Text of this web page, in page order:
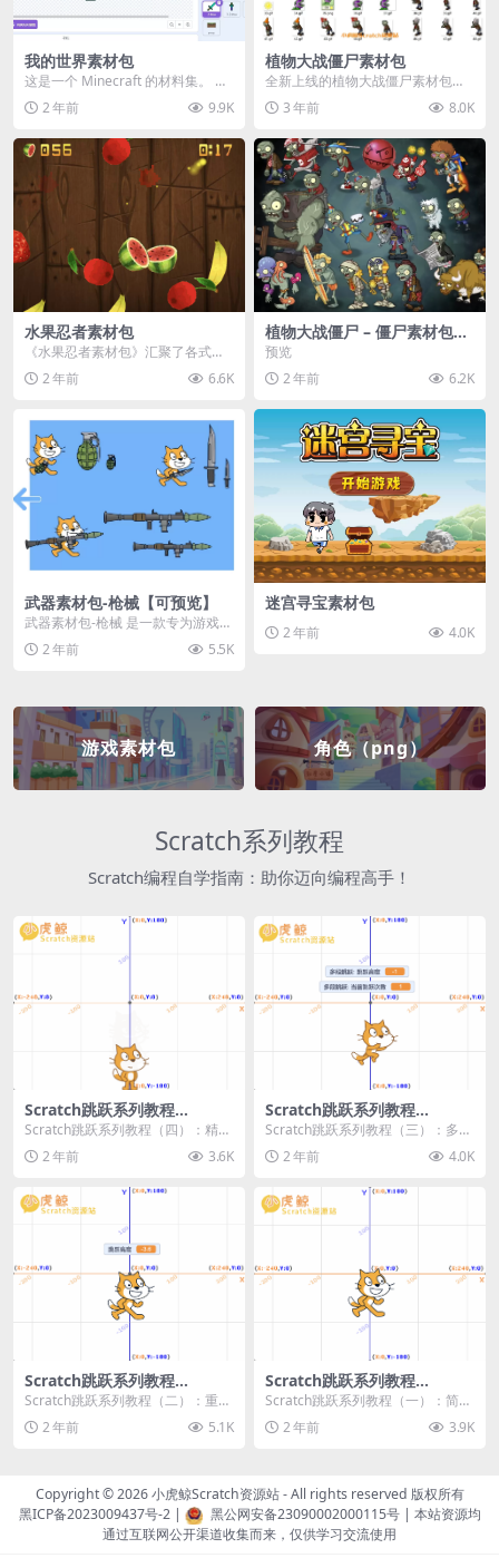
我的世界素材包
这是一个 Minecraft 的材料集。 操
作方法如下： 工具 → 右箭头 怪物...
2 年前 9.9K
植物大战僵尸素材包
全新上线的植物大战僵尸素材包，
内含48个精选资源，涵盖角色、场
景、音效等多样内容...
3 年前 8.0K
水果忍者素材包
《水果忍者素材包》汇聚了各式鲜
美诱人的水果图像与清脆悦耳的切
割音效，专为追求极致...
2 年前 6.6K
植物大战僵尸 – 僵尸素材包
【可预览】
预览
2 年前
6.2K
武器素材包-枪械【可预览】
武器素材包-枪械 是一款专为游戏开
发者和创作者设计的素材包，包含
多种高质量的枪械...
2 年前 5.5K
迷宫寻宝素材包
2 年前 4.0K
游戏素材包 角色（png）
Scratch系列教程
Scratch编程自学指南：助你迈向编程高手！
Scratch跳跃系列教程
（四）：精准着陆
Scratch跳跃系列教程（四）：精准
着陆 作者：小虎鲸Scratch资源站
... 2 年前 3.6K
Scratch跳跃系列教程
（三）：多段跳跃
Scratch跳跃系列教程（三）：多段
跳跃 作者：小虎鲸Scratch资源站
连...2 年前 4.0K
Scratch跳跃系列教程
（二）：重力跳跃
Scratch跳跃系列教程（二）：重力
跳跃 作者：小虎鲸Scratch资源站
按...2 年前 5.1K
Scratch跳跃系列教程
（一）：简单跳跃
Scratch跳跃系列教程（一）：简单
跳跃 作者：小虎鲸Scratch资源站
按...2 年前 3.9K
Copyright © 2026小虎鲸Scratch资源站- All rights reserved 版权所有
黑ICP备2023009437号-2| 黑公网安备23090002000115号| 本站资源均
通过互联网公开渠道收集而来，仅供学习交流使用